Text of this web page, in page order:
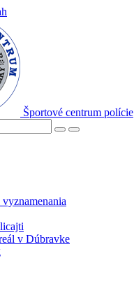
Športové centrum polície
v Dúbravke